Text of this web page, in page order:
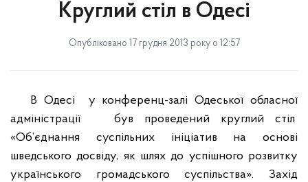
Круглий стіл в Одесі
Опубліковано 17 грудня 2013 року о 12:57
В Одесі
у конференц-залі Одеської обласної
адміністрації
був проведений круглий стіл
«Об’єднання суспільних ініціатив на основі
шведського досвіду, як шлях до успішного розвитку
українського громадського суспільства». Захід